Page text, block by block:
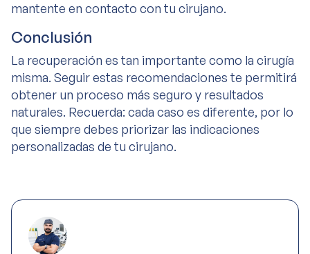
mantente en contacto con tu cirujano.
Conclusión
La recuperación es tan importante como la cirugía
misma. Seguir estas recomendaciones te permitirá
obtener un proceso más seguro y resultados
naturales. Recuerda: cada caso es diferente, por lo
que siempre debes priorizar las indicaciones
personalizadas de tu cirujano.